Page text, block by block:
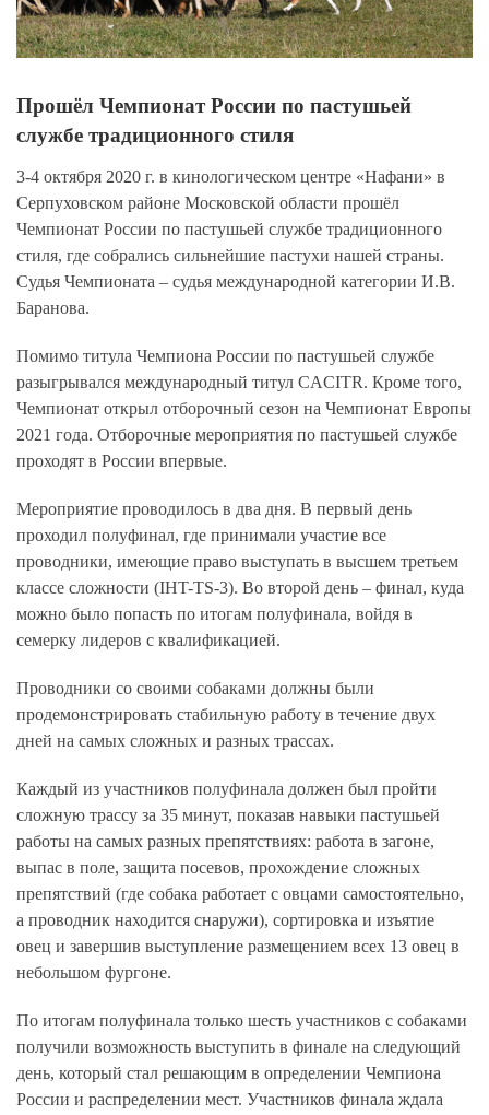
Прошёл Чемпионат России по пастушьей
службе традиционного стиля
3-4 октября 2020 г. в кинологическом центре «Нафани» в
Серпуховском районе Московской области прошёл
Чемпионат России по пастушьей службе традиционного
стиля, где собрались сильнейшие пастухи нашей страны.
Судья Чемпионата – судья международной категории И.В.
Баранова.
Помимо титула Чемпиона России по пастушьей службе
разыгрывался международный титул CACITR. Кроме того,
Чемпионат открыл отборочный сезон на Чемпионат Европы
2021 года. Отборочные мероприятия по пастушьей службе
проходят в России впервые.
Мероприятие проводилось в два дня. В первый день
проходил полуфинал, где принимали участие все
проводники, имеющие право выступать в высшем третьем
классе сложности (IHT-TS-3). Во второй день – финал, куда
можно было попасть по итогам полуфинала, войдя в
семерку лидеров с квалификацией.
Проводники со своими собаками должны были
продемонстрировать стабильную работу в течение двух
дней на самых сложных и разных трассах.
Каждый из участников полуфинала должен был пройти
сложную трассу за 35 минут, показав навыки пастушьей
работы на самых разных препятствиях: работа в загоне,
выпас в поле, защита посевов, прохождение сложных
препятствий (где собака работает с овцами самостоятельно,
а проводник находится снаружи), сортировка и изъятие
овец и завершив выступление размещением всех 13 овец в
небольшом фургоне.
По итогам полуфинала только шесть участников с собаками
получили возможность выступить в финале на следующий
день, который стал решающим в определении Чемпиона
России и распределении мест. Участников финала ждала